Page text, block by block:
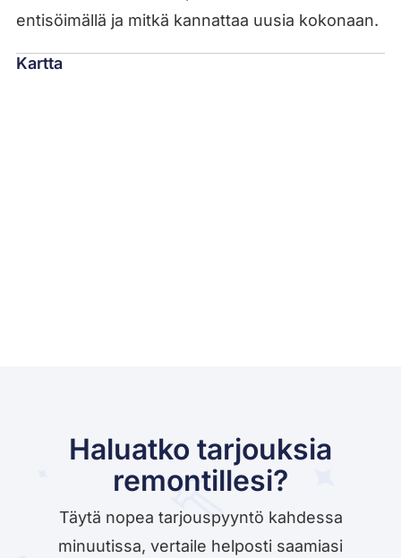
entisöimällä ja mitkä kannattaa uusia kokonaan.
Kartta
Haluatko tarjouksia
remontillesi?
Täytä nopea tarjouspyyntö kahdessa
minuutissa, vertaile helposti saamiasi